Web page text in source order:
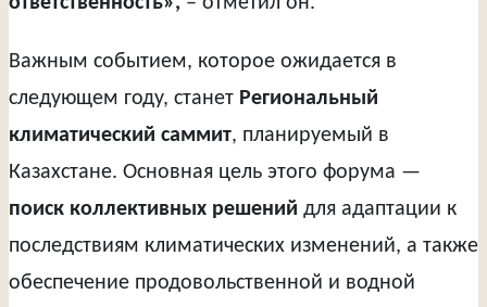
Важным событием, которое ожидается в
следующем году, станет Региональный
климатический саммит, планируемый в
Казахстане. Основная цель этого форума —
поиск коллективных решений для адаптации к
последствиям климатических изменений, а также
обеспечение продовольственной и водной